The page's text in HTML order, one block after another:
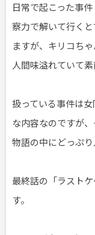
日常で起こった事
察力で解いて行く
ますが、キリコち
人間味溢れていて
扱っている事件は
な内容なのですが
物語の中にどっぷり
最終話の「ラスト
す。